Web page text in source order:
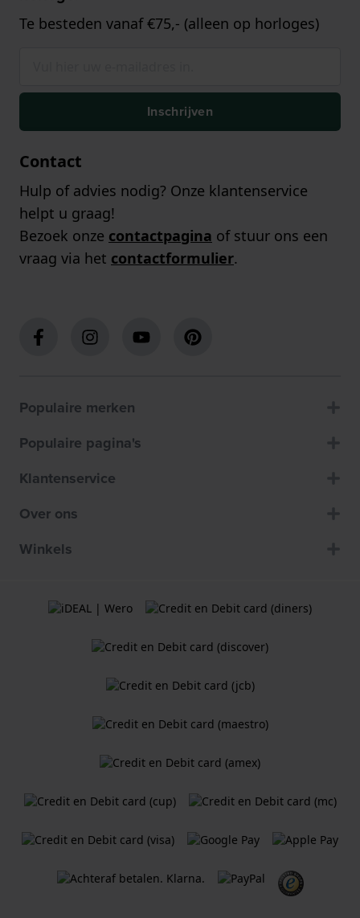
Te besteden vanaf €75,- (alleen op horloges)
Inschrijven
Contact
Hulp of advies nodig? Onze klantenservice
helpt u graag!
Bezoek onze contactpagina of stuur ons een
vraag via het contactformulier.
Populaire merken
Populaire pagina's
Klantenservice
Over ons
Winkels